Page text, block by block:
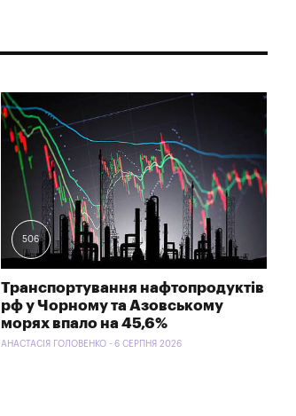
506
Транспортування нафтопродуктів
рф у Чорному та Азовському
морях впало на 45,6%
АНАСТАСІЯ ГОЛОВЕНКО - 6 СЕРПНЯ 2026